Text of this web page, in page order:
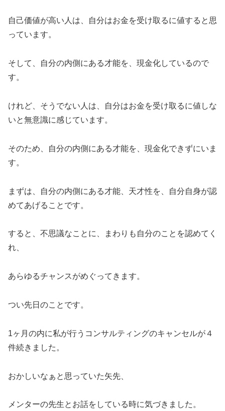
自己価値が高い人は、自分はお金を受け取るに値すると思
っています。
そして、自分の内側にある才能を、現金化しているので
す。
けれど、そうでない人は、自分はお金を受け取るに値しな
いと無意識に感じています。
そのため、自分の内側にある才能を、現金化できずにいま
す。
まずは、自分の内側にある才能、天才性を、自分自身が認
めてあげることです。
すると、不思議なことに、まわりも自分のことを認めてく
れ、
あらゆるチャンスがめぐってきます。
つい先日のことです。
1ヶ月の内に私が行うコンサルティングのキャンセルが４
件続きました。
おかしいなぁと思っていた矢先、
メンターの先生とお話をしている時に気づきました。